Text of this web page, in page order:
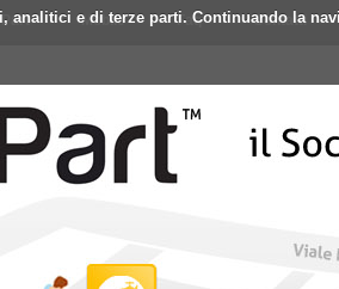
analitici e di terze parti. Continuando la
Mobile Faq Contatti